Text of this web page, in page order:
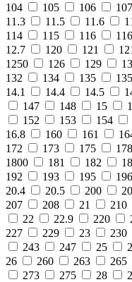
104
105 106 107
11.3
11.5 11.6
114
115 116
12.7
120 121
1250
126 129 13
132
134 135
14.1
14.4 14.5
147
148 15
152
153 154
16.8
160 161
172
173 175 178
1800
181 182
192
193 195 196
20.4
20.5 200
207
208 21 210
22
22.9 220
227
229 23 230
243
247 25
26
260 263 265
273
275 28